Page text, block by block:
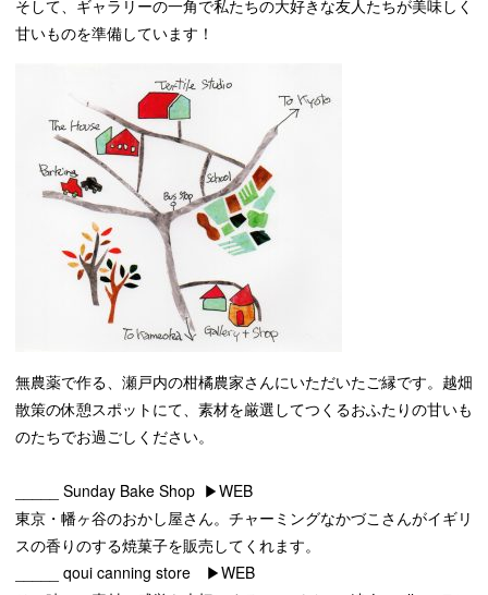
そして、ギャラリーの一角で私たちの大好きな友人たちが美味しく
甘いものを準備しています！
無農薬で作る、瀬戸内の柑橘農家さんにいただいたご縁です。越畑
散策の休憩スポットにて、素材を厳選してつくるおふたりの甘いも
のたちでお過ごしください。
_____ Sunday Bake Shop ▶︎WEB
東京・幡ヶ谷のおかし屋さん。チャーミングなかづこさんがイギリ
スの香りのする焼菓子を販売してくれます。
_____ qoui canning store ▶︎WEB